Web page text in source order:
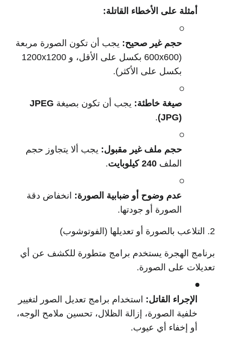
أمثلة على الأخطاء القاتلة:
حجم غير صحيح: يجب أن تكون الصورة مربعة
(600x600 بكسل على الأقل، و 1200x1200
بكسل على الأكثر).
صيغة خاطئة: يجب أن تكون بصيغة JPEG
(JPG)
.
حجم ملف غير مقبول: يجب ألا يتجاوز حجم
الملف 240 كيلوبايت .
عدم وضوح أو ضبابية الصورة: انخفاض دقة
الصورة أو جودتها.
2. التلاعب بالصورة أو تعديلها (الفوتوشوب)
برنامج الهجرة يستخدم برامج متطورة للكشف عن أي
تعديلات على الصورة.
الإجراء القاتل: استخدام برامج تعديل الصور لتغيير
خلفية الصورة، إزالة الظلال، تحسين ملامح الوجه،
أو إخفاء أي عيوب.